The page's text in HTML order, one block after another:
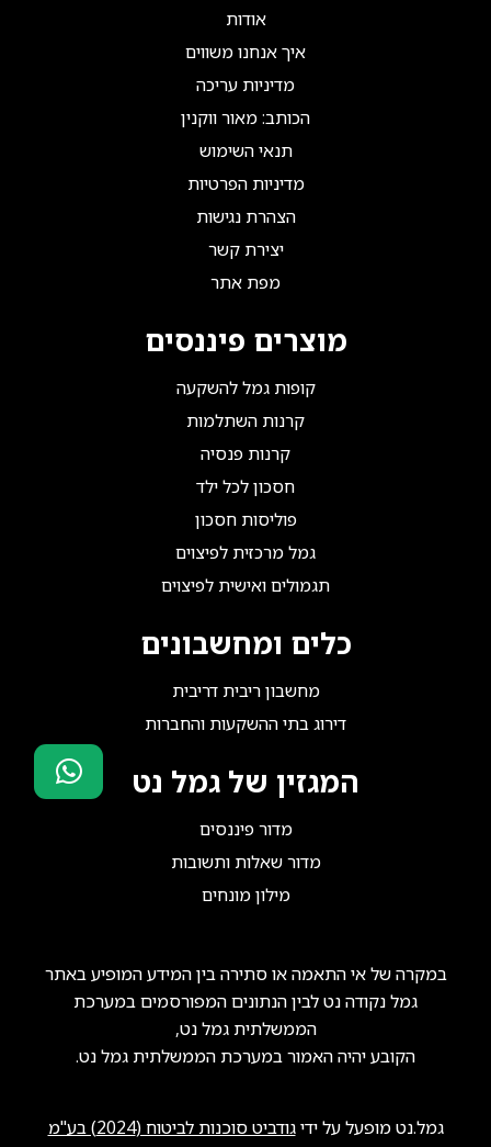
אודות
איך אנחנו משווים
מדיניות עריכה
הכותב: מאור ווקנין
תנאי השימוש
מדיניות הפרטיות
הצהרת נגישות
יצירת קשר
מפת אתר
מוצרים פיננסים
קופות גמל להשקעה
קרנות השתלמות
קרנות פנסיה
חסכון לכל ילד
פוליסות חסכון
גמל מרכזית לפיצוים
תגמולים ואישית לפיצוים
כלים ומחשבונים
מחשבון ריבית דריבית
דירוג בתי ההשקעות והחברות
המגזין של גמל נט
מדור פיננסים
מדור שאלות ותשובות
מילון מונחים
במקרה של אי התאמה או סתירה בין המידע המופיע באתר
גמל נקודה נט לבין הנתונים המפורסמים במערכת
הממשלתית גמל נט,
הקובע יהיה האמור במערכת הממשלתית גמל נט.
גמל.נט מופעל על ידיגודביט סוכנות לביטוח (2024) בע"מ